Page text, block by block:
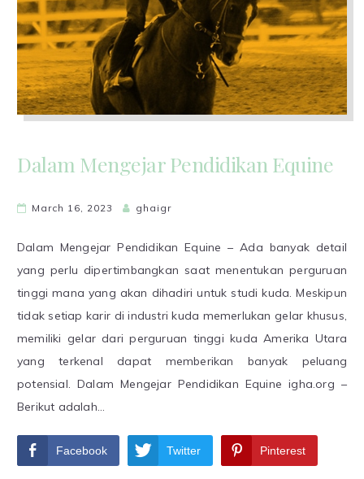
Dalam Mengejar Pendidikan Equine
March 16, 2023 ghaigr
Dalam Mengejar Pendidikan Equine – Ada banyak detail
yang perlu dipertimbangkan saat menentukan perguruan
tinggi mana yang akan dihadiri untuk studi kuda. Meskipun
tidak setiap karir di industri kuda memerlukan gelar khusus,
memiliki gelar dari perguruan tinggi kuda Amerika Utara
yang terkenal dapat memberikan banyak peluang
potensial. Dalam Mengejar Pendidikan Equine igha.org –
Berikut adalah…
Facebook Twitter Pinterest